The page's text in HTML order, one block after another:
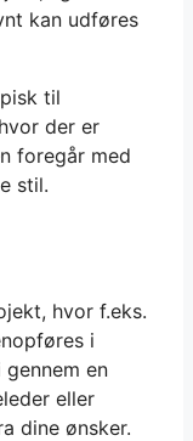
kan udføres
til
der er
foregår med
stil.
hvor f.eks.
i
en
eller
dine ønsker.